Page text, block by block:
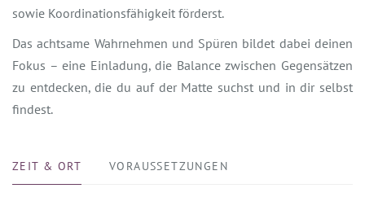
sowie Koordinationsfähigkeit förderst.
Das achtsame Wahrnehmen und Spüren bildet dabei deinen
Fokus – eine Einladung, die Balance zwischen Gegensätzen
zu entdecken, die du auf der Matte suchst und in dir selbst
findest.
ZEIT & ORT VORAUSSETZUNGEN